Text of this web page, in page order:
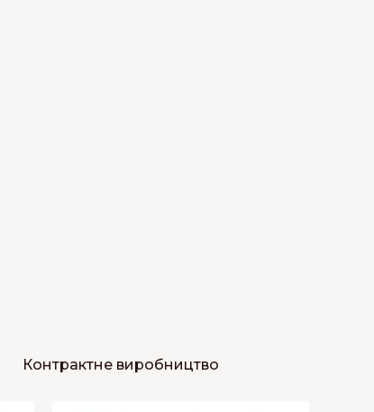
Контрактне виробництво